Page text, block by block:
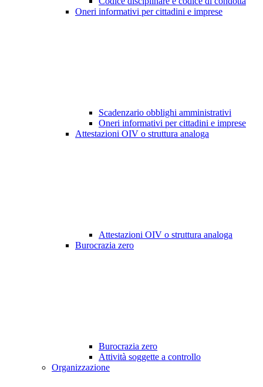
Oneri informativi per cittadini e imprese
Scadenzario obblighi amministrativi
Oneri informativi per cittadini e imprese
Attestazioni OIV o struttura analoga
Attestazioni OIV o struttura analoga
Burocrazia zero
Burocrazia zero
Attività soggette a controllo
Organizzazione